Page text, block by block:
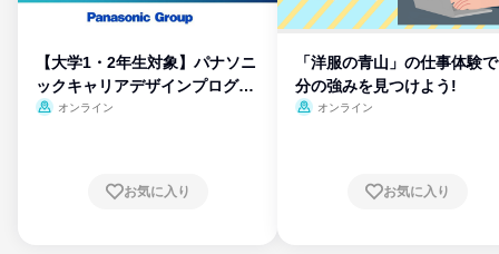
【大学1・2年生対象】パナソニ
ックキャリアデザインプログラ
ム
オンライン
お気に入り
「洋服の青山」の仕事体験
分の強みを見つけよう!
オンライン
お気に入り